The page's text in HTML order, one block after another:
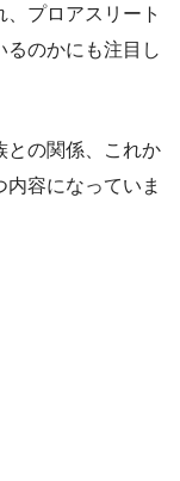
プロアスリート
るのかにも注目し
との関係、これか
容になっていま